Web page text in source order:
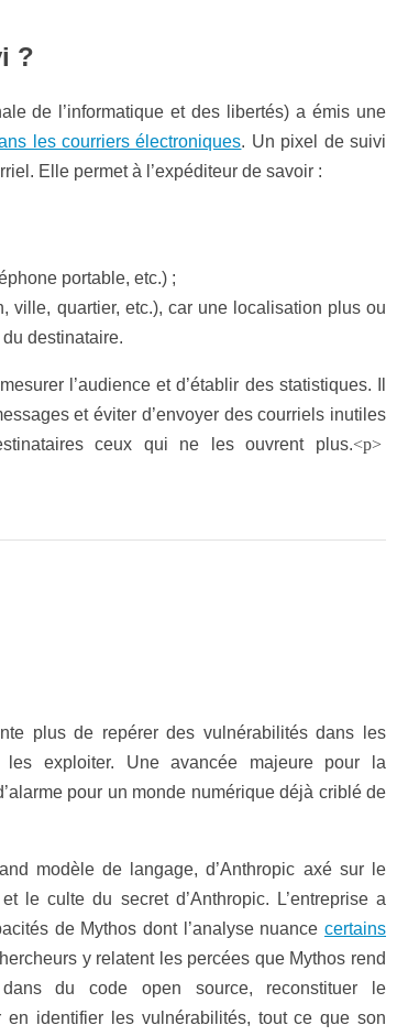
?
de l’informatique et des libertés) a émis une
les courriers électroniques. Un pixel de suivi
Elle permet à l’expéditeur de savoir :
portable, etc.) ;
ville, quartier, etc.), car une localisation plus ou
destinataire.
l’audience et d’établir des statistiques. Il
et éviter d’envoyer des courriels inutiles
ceux qui ne les ouvrent plus.<p>
plus de repérer des vulnérabilités dans les
exploiter. Une avancée majeure pour la
pour un monde numérique déjà criblé de
modèle de langage, d’Anthropic axé sur le
le culte du secret d’Anthropic. L’entreprise a
de Mythos dont l’analyse nuancecertains
y relatent les percées que Mythos rend
du code open source, reconstituer le
identifier les vulnérabilités, tout ce que son